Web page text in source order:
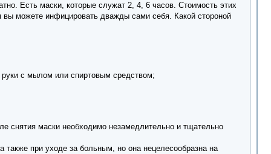
Есть маски, которые служат 2, 4, 6 часов. Стоимость этих
можете инфицировать дважды сами себя. Какой стороной
руки с мылом или спиртовым средством;
снятия маски необходимо незамедлительно и тщательно
при уходе за больным, но она нецелесообразна на